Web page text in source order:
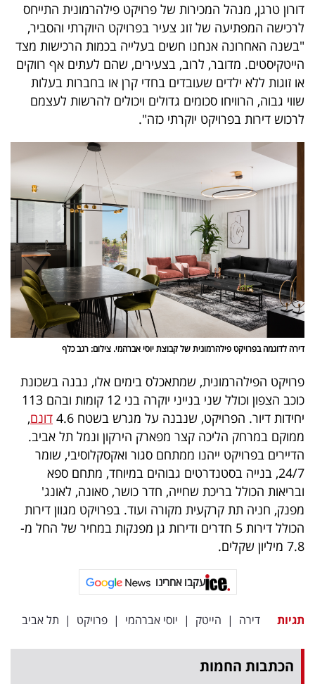
40
UNDER
40
שיתופי
פעולה
ניוזלטרים
מייל
פרסמו
באייס
עקבו
אחרינו:
דורון טרגן, מנהל המכירות של פרויקט פילהרמונית התייחס
לרכישה המפתיעה של זוג צעיר בפרויקט היוקרתי והסביר,
"בשנה האחרונה אנחנו חשים בעלייה בכמות הרכישות מצד
הייטקיסטים. מדובר, לרוב, בצעירים, שהם לעתים אף רווקים
או זוגות ללא ילדים שעובדים בחדי קרן או בחברות בעלות
שווי גבוה, הרוויחו סכומים גדולים ויכולים להרשות לעצמם
לרכוש דירות בפרויקט יוקרתי כזה".
דירה לדוגמה בפרויקט פילהרמונית של קבוצת יוסי אברהמי. צילום: רגב כלף
פרויקט הפילהרמונית, שמתאכלס בימים אלו, נבנה בשכונת
כוכב הצפון וכולל שני בנייני יוקרה בני 12 קומות ובהם 113
יחידות דיור. הפרויקט, שנבנה על מגרש בשטח 4.6
דונם,
ממוקם במרחק הליכה קצר מפארק הירקון ונמל תל אביב.
הדיירים בפרויקט ייהנו ממתחם סגור ואקסקלוסיבי, שומר
24/7, בנייה בסטנדרטים גבוהים במיוחד, מתחם ספא
ובריאות הכולל בריכת שחייה, חדר כושר, סאונה, לאונג'
מפנק, חניה תת קרקעית מקורה ועוד. בפרויקט מגוון דירות
הכולל דירות 5 חדרים ודירות גן מפנקות במחיר של החל מ-
7.8 מיליון שקלים.
עקבו אחרינו
תגיות דירה | הייטק | יוסי אברהמי | פרויקט | תל אביב
הכתבות החמות